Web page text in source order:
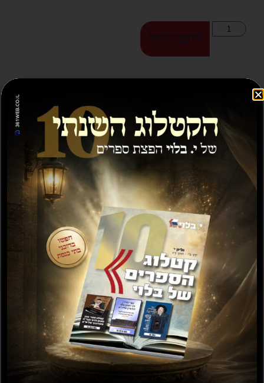
הוספה לסל
ספרים נוספים שיעניינו אותך...
תשועה ברוב יועץ
₪35.00 ₪15.00
תשובה מאת הרב ראובן
לויכטר שליטא
₪20.00 – ₪30.00